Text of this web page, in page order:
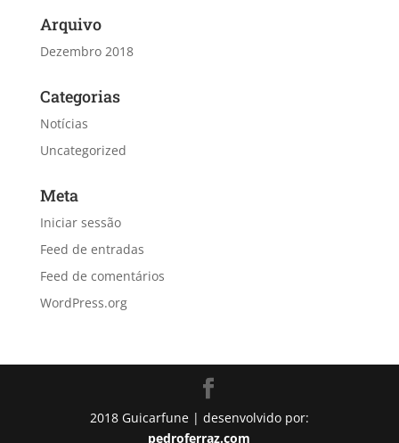
Arquivo
Dezembro 2018
Categorias
Notícias
Uncategorized
Meta
Iniciar sessão
Feed de entradas
Feed de comentários
WordPress.org
2018 Guicarfune | desenvolvido por:
pedroferraz.com